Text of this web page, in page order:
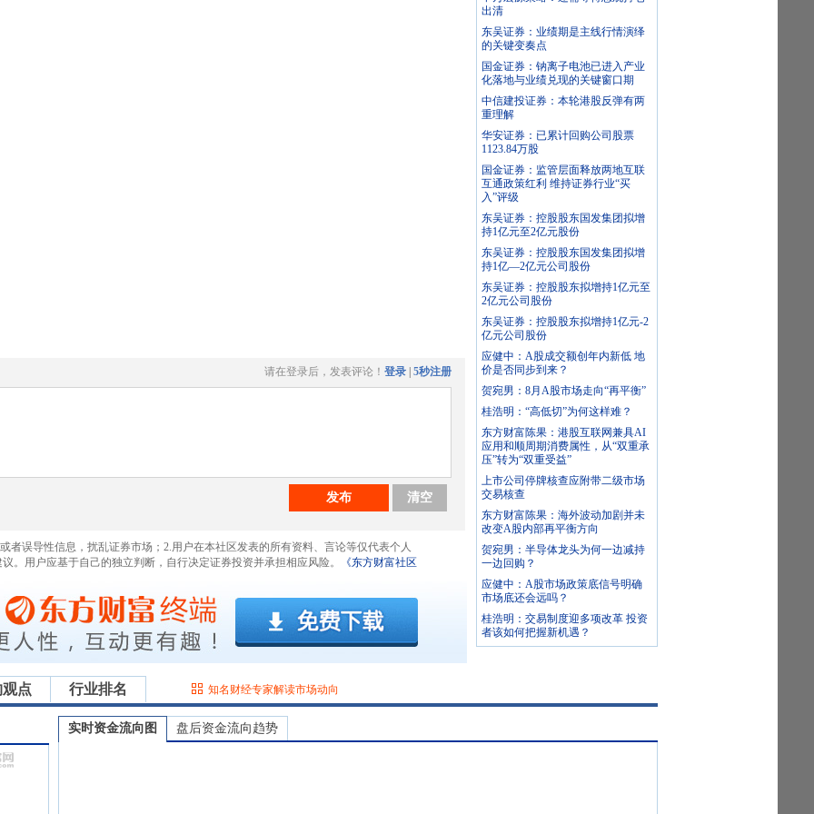
请在登录后，发表评论！ 登录 5秒注册
发布 清空
者误导性信息，扰乱证券市场；2.用户在本社区发表的所有资料、言论等仅代表个人
。用户应基于自己的独立判断，自行决定证券投资并承担相应风险。
《东方财富社区
出清
东吴证券：业绩期是主线行情演绎
的关键变奏点
国金证券：钠离子电池已进入产业
化落地与业绩兑现的关键窗口期
中信建投证券：本轮港股反弹有两
重理解
华安证券：已累计回购公司股票
1123.84万股
国金证券：监管层面释放两地互联
互通政策红利 维持证券行业“买
入”评级
东吴证券：控股股东国发集团拟增
持1亿元至2亿元股份
东吴证券：控股股东国发集团拟增
持1亿—2亿元公司股份
东吴证券：控股股东拟增持1亿元至
2亿元公司股份
东吴证券：控股股东拟增持1亿元-2
亿元公司股份
应健中：A股成交额创年内新低 地
价是否同步到来？
贺宛男：8月A股市场走向“再平衡”
桂浩明：“高低切”为何这样难？
东方财富陈果：港股互联网兼具AI
应用和顺周期消费属性，从“双重承
压”转为“双重受益”
上市公司停牌核查应附带二级市场
交易核查
东方财富陈果：海外波动加剧并未
改变A股内部再平衡方向
贺宛男：半导体龙头为何一边减持
一边回购？
应健中：A股市场政策底信号明确
市场底还会远吗？
桂浩明：交易制度迎多项改革 投资
者该如何把握新机遇？
点 行业排名 知名财经专家解读市场动向
实时资金流向图 盘后资金流向趋势